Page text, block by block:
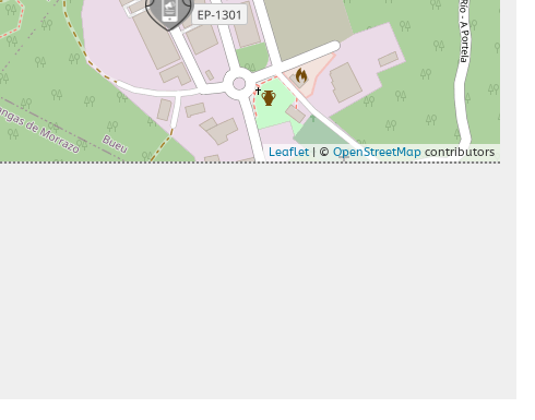
Leaflet| © OpenStreetMap contributors